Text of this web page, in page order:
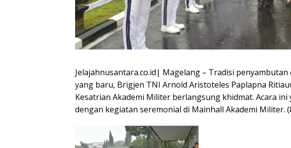
Jelajahnusantara.co.id| Magelang – Tradisi
yang baru, Brigjen TNI Arnold Aristoteles Paplapna
Kesatrian Akademi Militer berlangsung khidmat. Acara
dengan kegiatan seremonial di Mainhall Akademi Militer.